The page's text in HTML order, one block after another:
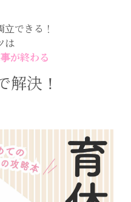
立できる！
は
が終わる
解決！